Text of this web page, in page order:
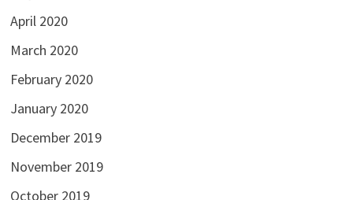
April 2020
March 2020
February 2020
January 2020
December 2019
November 2019
October 2019